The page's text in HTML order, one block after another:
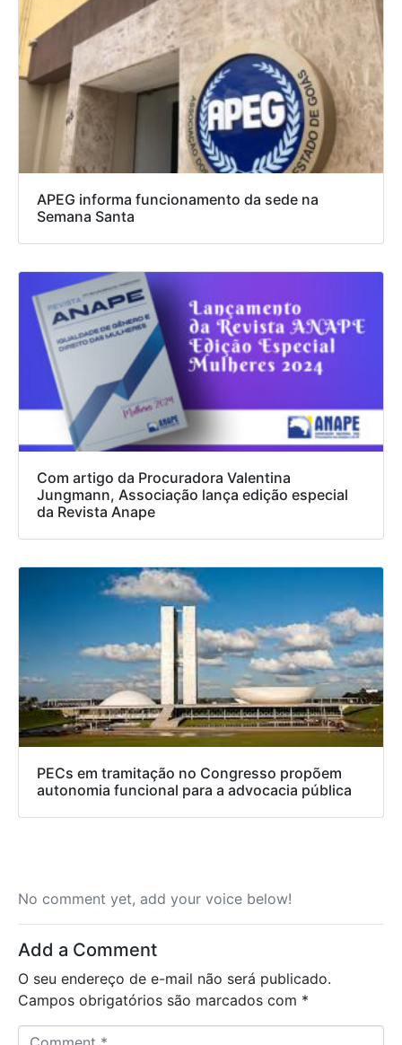
APEG informa funcionamento da sede na
Semana Santa
Com artigo da Procuradora Valentina
Jungmann, Associação lança edição especial
da Revista Anape
PECs em tramitação no Congresso propõem
autonomia funcional para a advocacia pública
No comment yet, add your voice below!
Add a Comment
O seu endereço de e-mail não será publicado.
Campos obrigatórios são marcados com *